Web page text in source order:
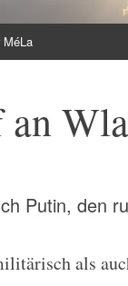
MéLa
Putin, den
als